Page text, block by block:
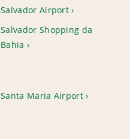
Salvador Airport
Salvador Shopping da
Bahia
Santa Maria Airport